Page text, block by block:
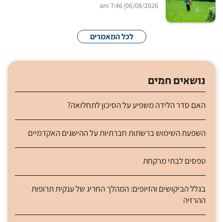
06/08/2026
| 7:46 am
לכל המאמרים
נושאים חמים
האם סדר הלידה משפיע על הסיכון לתחלואה?
השפעת השימוש ברשתות חברתיות על ההישגים האקדמיים
טפסים לבתי מרקחת
בגלל הביקושים והזיופים: המהלך החריג של ענקית תרופות
ההרזיה